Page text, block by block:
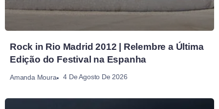
Rock in Rio Madrid 2012 | Relembre a Última
Edição do Festival na Espanha
Amanda Moura 4 De Agosto De 2026